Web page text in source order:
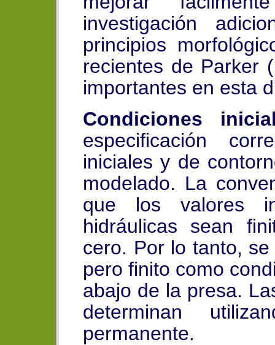
investigación
principios
recientes de Parker
importantes en esta
Condiciones
especificación
iniciales y de
modelado. La
que los valores
hidráulicas sean
cero. Por lo tanto,
pero finito como
abajo de la presa.
determinan
permanente.